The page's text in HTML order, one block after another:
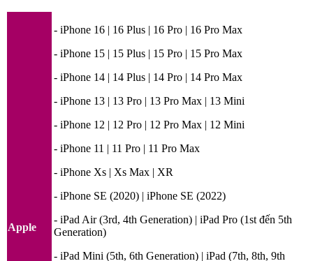
Apple
- iPhone 16 | 16 Plus | 16 Pro | 16 Pro Max
- iPhone 15 | 15 Plus | 15 Pro | 15 Pro Max
- iPhone 14 | 14 Plus | 14 Pro | 14 Pro Max
- iPhone 13 | 13 Pro | 13 Pro Max | 13 Mini
- iPhone 12 | 12 Pro | 12 Pro Max | 12 Mini
- iPhone 11 | 11 Pro | 11 Pro Max
- iPhone Xs | Xs Max | XR
- iPhone SE (2020) | iPhone SE (2022)
- iPad Air (3rd, 4th Generation) | iPad Pro (1st đến 5th
Generation)
- iPad Mini (5th, 6th Generation) | iPad (7th, 8th, 9th